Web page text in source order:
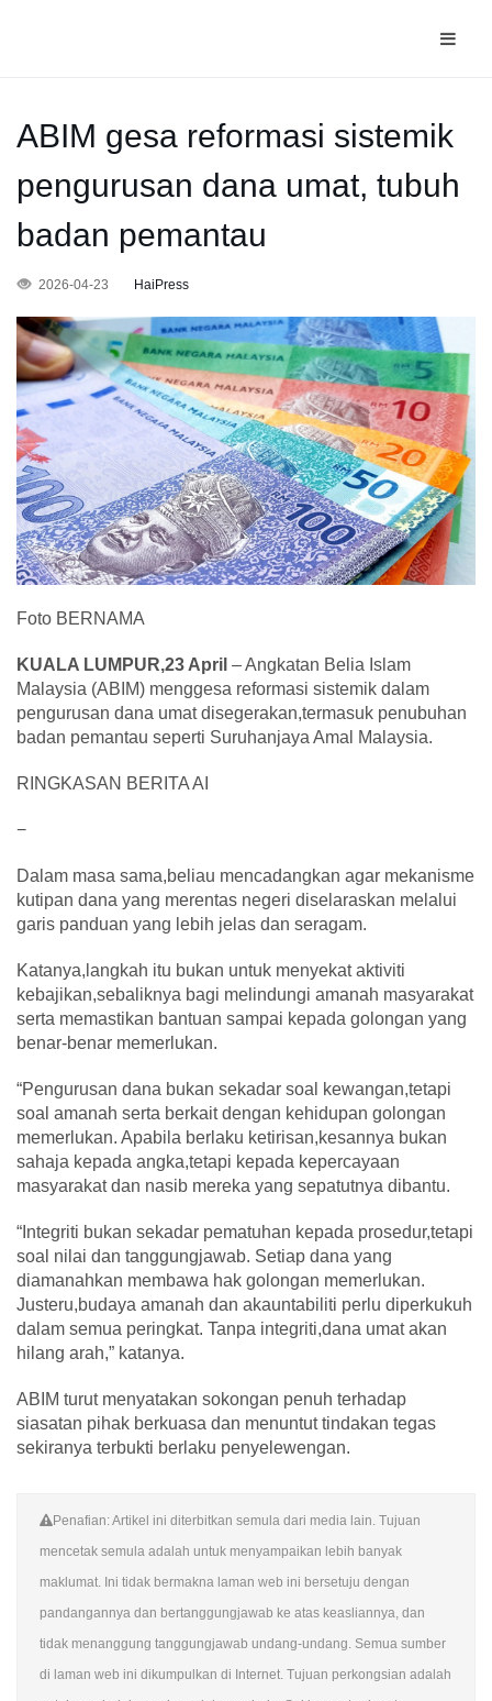
ABIM gesa reformasi sistemik
pengurusan dana umat, tubuh
badan pemantau
2026-04-23 HaiPress
Foto BERNAMA
KUALA LUMPUR,23 April – Angkatan Belia Islam
Malaysia (ABIM) menggesa reformasi sistemik dalam
pengurusan dana umat disegerakan,termasuk penubuhan
badan pemantau seperti Suruhanjaya Amal Malaysia.
RINGKASAN BERITA AI
−
Dalam masa sama,beliau mencadangkan agar mekanisme
kutipan dana yang merentas negeri diselaraskan melalui
garis panduan yang lebih jelas dan seragam.
Katanya,langkah itu bukan untuk menyekat aktiviti
kebajikan,sebaliknya bagi melindungi amanah masyarakat
serta memastikan bantuan sampai kepada golongan yang
benar-benar memerlukan.
“Pengurusan dana bukan sekadar soal kewangan,tetapi
soal amanah serta berkait dengan kehidupan golongan
memerlukan. Apabila berlaku ketirisan,kesannya bukan
sahaja kepada angka,tetapi kepada kepercayaan
masyarakat dan nasib mereka yang sepatutnya dibantu.
“Integriti bukan sekadar pematuhan kepada prosedur,tetapi
soal nilai dan tanggungjawab. Setiap dana yang
diamanahkan membawa hak golongan memerlukan.
Justeru,budaya amanah dan akauntabiliti perlu diperkukuh
dalam semua peringkat. Tanpa integriti,dana umat akan
hilang arah,” katanya.
ABIM turut menyatakan sokongan penuh terhadap
siasatan pihak berkuasa dan menuntut tindakan tegas
sekiranya terbukti berlaku penyelewengan.
Penafian: Artikel ini diterbitkan semula dari media lain. Tujuan
mencetak semula adalah untuk menyampaikan lebih banyak
maklumat. Ini tidak bermakna laman web ini bersetuju dengan
pandangannya dan bertanggungjawab ke atas keasliannya, dan
tidak menanggung tanggungjawab undang-undang. Semua sumber
di laman web ini dikumpulkan di Internet. Tujuan perkongsian adalah